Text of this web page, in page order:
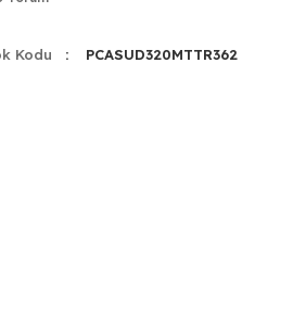
Kodu PCASUD320MTTR362